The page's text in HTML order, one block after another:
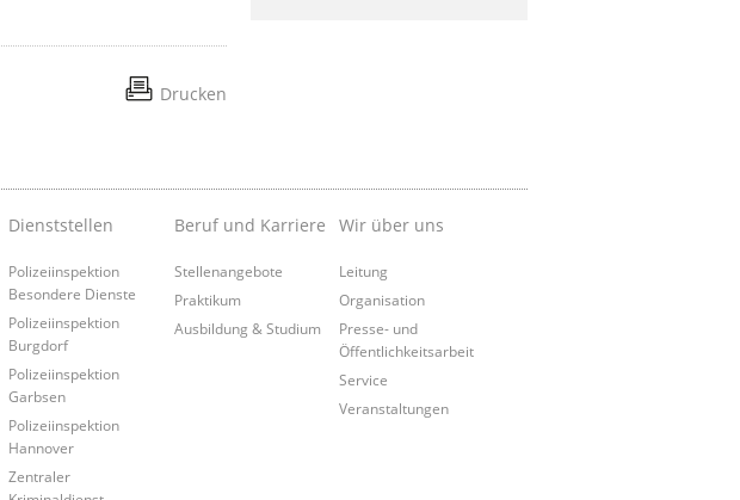
Drucken
Dienststellen
Polizeiinspektion
Besondere Dienste
Polizeiinspektion
Burgdorf
Polizeiinspektion
Garbsen
Polizeiinspektion
Hannover
Zentraler
Beruf und Karriere
Stellenangebote
Praktikum
Ausbildung & Studium
Wir über uns
Leitung
Organisation
Presse- und
Öffentlichkeitsarbeit
Service
Veranstaltungen